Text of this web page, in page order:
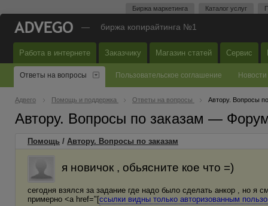
Биржа маркетинга Каталог услуг
— биржа копирайтинга №1
Работа в интернете Заказчику Магазин статей Сервис
Ответы на вопросы Пользовательское соглашение Новости
Адвего Помощь и поддержка Ответы на вопросы Автору. Вопросы
Автору. Вопросы по заказам —
Помощь / Автору. Вопросы по заказам
я новичок , обьясните кое что =)
сегодня взялся за задание где надо было сделать анкор , но я
примерно <a href="[ссылки видны только авторизованным